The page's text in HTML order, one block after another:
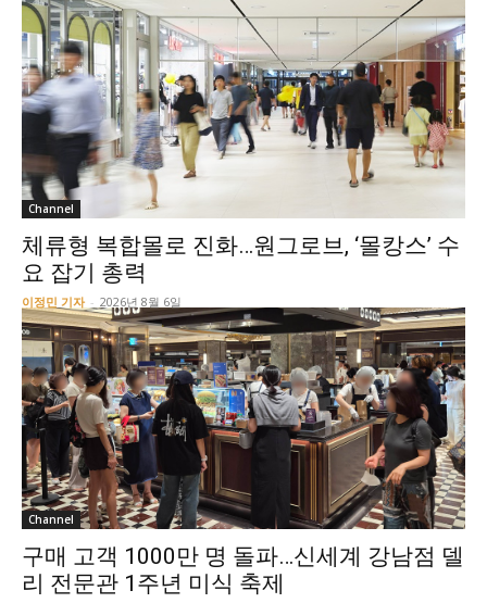
Channel
체류형 복합몰로 진화…원그로브, ‘몰캉스’ 수
요 잡기 총력
이정민 기자 - 2026년 8월 6일
Channel
구매 고객 1000만 명 돌파…신세계 강남점 델
리 전문관 1주년 미식 축제